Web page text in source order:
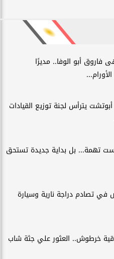
فاروق أبو الوفا.. مديرًا
يترأس لجنة توزيع القيادات
تهمة... بل بداية جديدة تستحق
تصادم دراجة نارية وسيارة
خرطوش.. العثور علي جثة شاب